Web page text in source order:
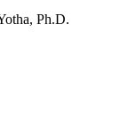
Ph.D.